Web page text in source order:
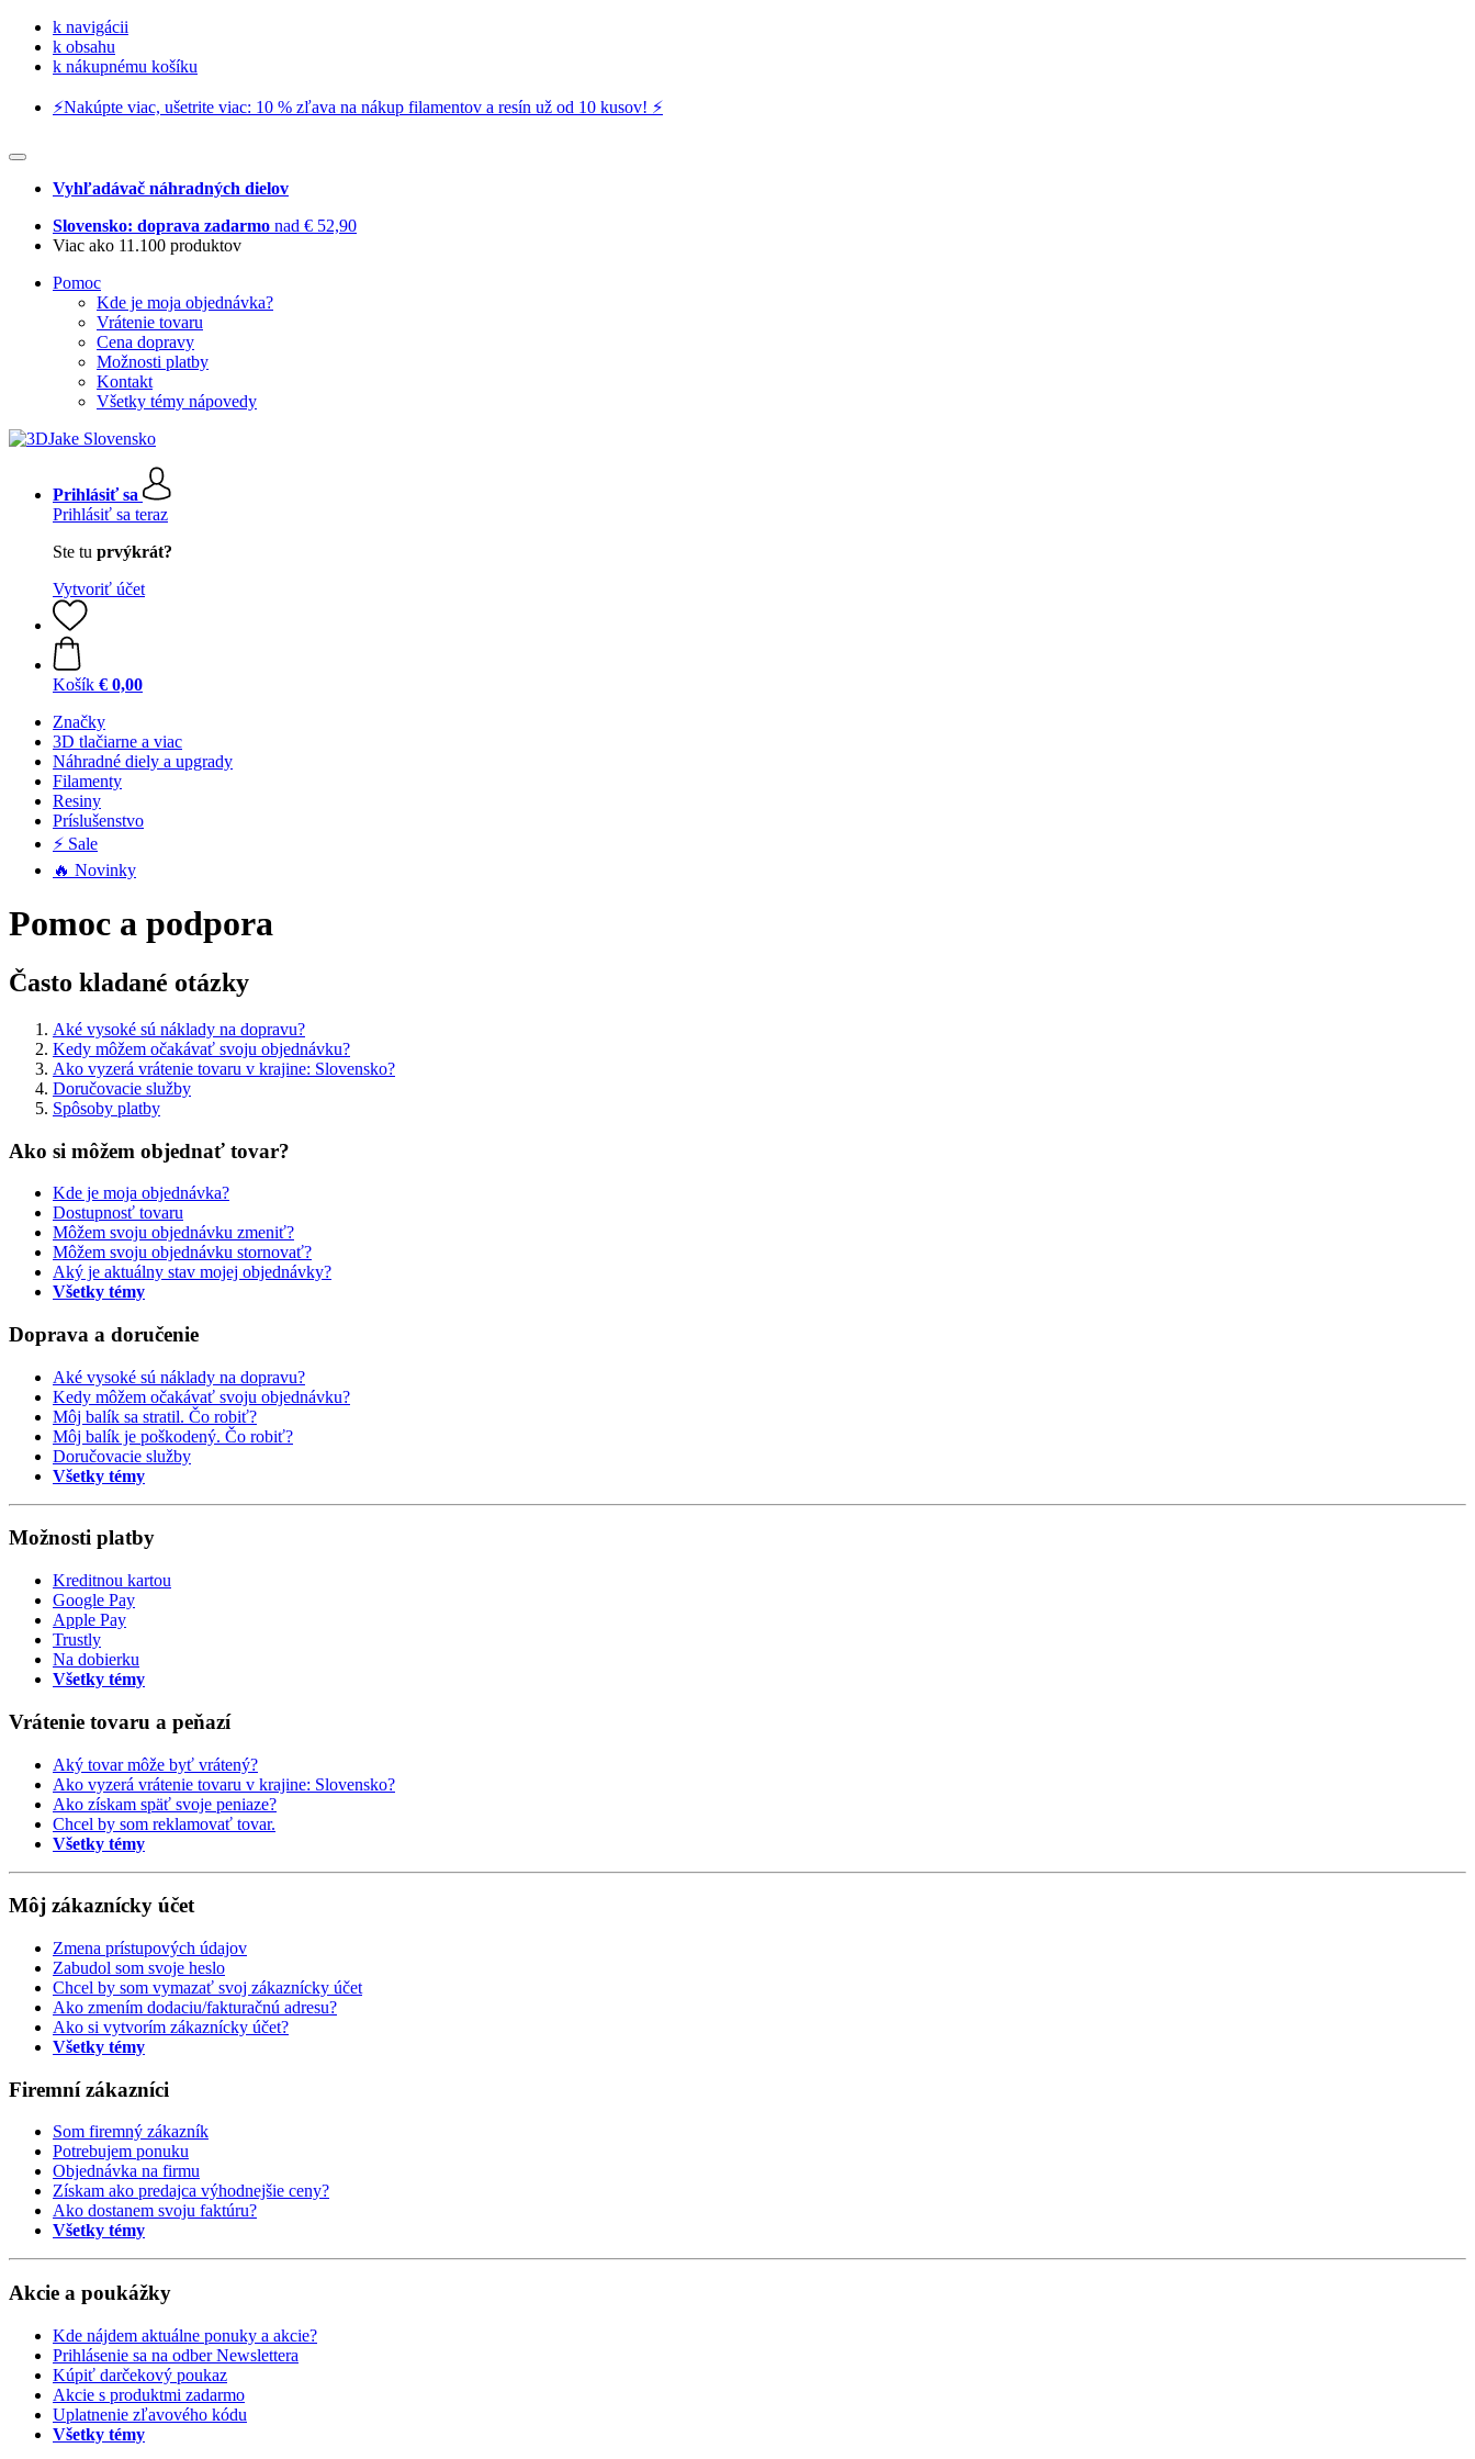
k navigácii
k obsahu
k nákupnému košíku
⚡️Nakúpte viac, ušetrite viac: 10 % zľava na nákup filamentov a resín už od 10 kusov! ⚡️
Vyhľadávač náhradných dielov
Slovensko: doprava zadarmo nad € 52,90
Viac ako 11.100 produktov
Pomoc
Kde je moja objednávka?
Vrátenie tovaru
Cena dopravy
Možnosti platby
Kontakt
Všetky témy nápovedy
Prihlásiť sa
Prihlásiť sa teraz
Ste tu prvýkrát?
Vytvoriť účet
Košík € 0,00
Značky
3D tlačiarne a viac
Náhradné diely a upgrady
Filamenty
Resiny
Príslušenstvo
⚡ Sale
🔥 Novinky
Pomoc a podpora
Často kladané otázky
Aké vysoké sú náklady na dopravu?
Kedy môžem očakávať svoju objednávku?
Ako vyzerá vrátenie tovaru v krajine: Slovensko?
Doručovacie služby
Spôsoby platby
Ako si môžem objednať tovar?
Kde je moja objednávka?
Dostupnosť tovaru
Môžem svoju objednávku zmeniť?
Môžem svoju objednávku stornovať?
Aký je aktuálny stav mojej objednávky?
Všetky témy
Doprava a doručenie
Aké vysoké sú náklady na dopravu?
Kedy môžem očakávať svoju objednávku?
Môj balík sa stratil. Čo robiť?
Môj balík je poškodený. Čo robiť?
Doručovacie služby
Všetky témy
Možnosti platby
Kreditnou kartou
Google Pay
Apple Pay
Trustly
Na dobierku
Všetky témy
Vrátenie tovaru a peňazí
Aký tovar môže byť vrátený?
Ako vyzerá vrátenie tovaru v krajine: Slovensko?
Ako získam späť svoje peniaze?
Chcel by som reklamovať tovar.
Všetky témy
Môj zákaznícky účet
Zmena prístupových údajov
Zabudol som svoje heslo
Chcel by som vymazať svoj zákaznícky účet
Ako zmením dodaciu/fakturačnú adresu?
Ako si vytvorím zákaznícky účet?
Všetky témy
Firemní zákazníci
Som firemný zákazník
Potrebujem ponuku
Objednávka na firmu
Získam ako predajca výhodnejšie ceny?
Ako dostanem svoju faktúru?
Všetky témy
Akcie a poukážky
Kde nájdem aktuálne ponuky a akcie?
Prihlásenie sa na odber Newslettera
Kúpiť darčekový poukaz
Akcie s produktmi zadarmo
Uplatnenie zľavového kódu
Všetky témy